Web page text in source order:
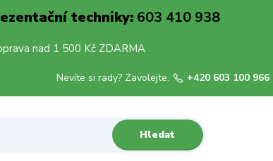
techniky:603 410 938
nad 1 500 Kč ZDARMA
Hledat
Nevíte si rady? Zavolejte. +420 603 100 966